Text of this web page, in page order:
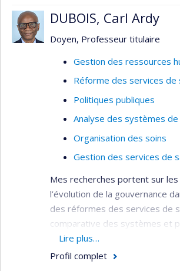
DUBOIS, Carl Ardy
Doyen, Professeur titulaire
Gestion des ressources
Réforme des services de
Politiques publiques
Analyse des systèmes
Organisation des soins
Gestion des services de
Mes recherches portent sur
l’évolution de la gouvernance
des réformes des services de
comparative des systèmes et
santé, la gestion des
santé.
Lire plus…
Profil complet